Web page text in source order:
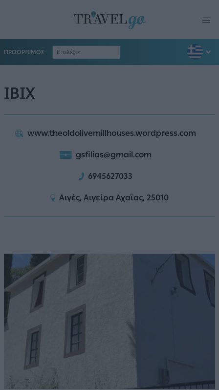
ΠΡΟΟΡΙΣΜΟΣ
IBIX
www.theoldolivemillhouses.wordpress.com
gsfilias@gmail.com
6945627033
Αιγές, Αιγείρα Αχαΐας, 25010